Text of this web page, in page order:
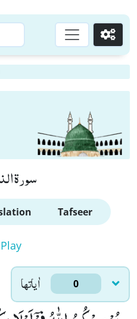
Go
سورة
Tafseer
Play
اٰياتها 0